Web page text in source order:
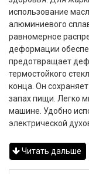
использование
алюминиевого
равномерное
деформации
предотвращает
термостойкого
конца. Он
запах пищи. Легко
машине. Удобно
электрической
Читать дальше